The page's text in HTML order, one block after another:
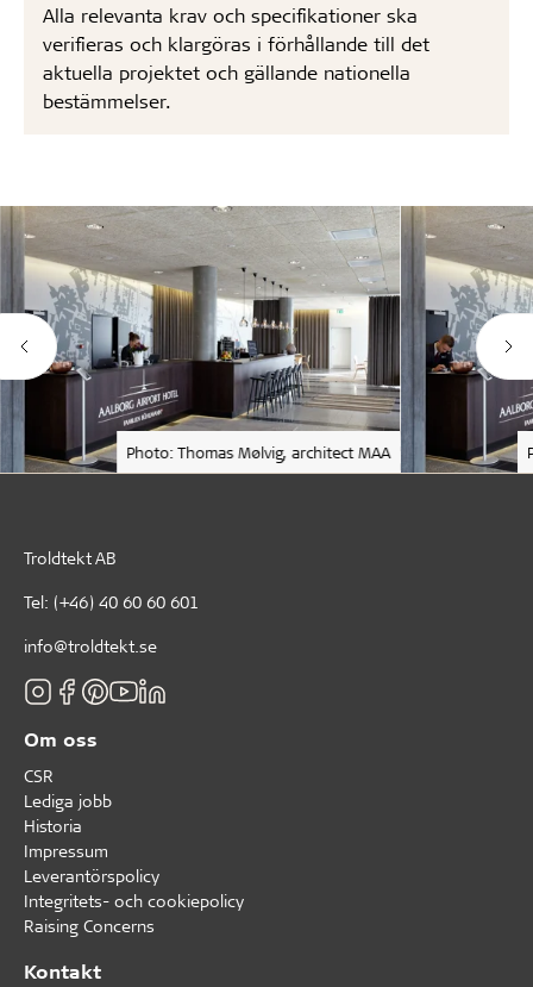
Alla relevanta krav och specifikationer ska
verifieras och klargöras i förhållande till det
aktuella projektet och gällande nationella
bestämmelser.
Photo: Thomas Mølvig, architect MAA
Troldtekt AB
Tel: (+46) 40 60 60 601
info@troldtekt.se
Om oss
CSR
Lediga jobb
Historia
Impressum
Leverantörspolicy
Integritets- och cookiepolicy
Raising Concerns
Kontakt